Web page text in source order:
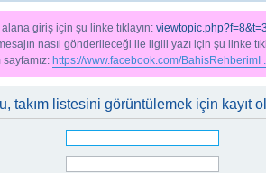
giriş için şu linke tıklayın: viewtopic.php?f=8&t=3
nasıl gönderileceği ile ilgili yazı için şu linke
sayfamız: https://www.facebook.com/BahisRehberimI
takım listesini görüntülemek için kayıt